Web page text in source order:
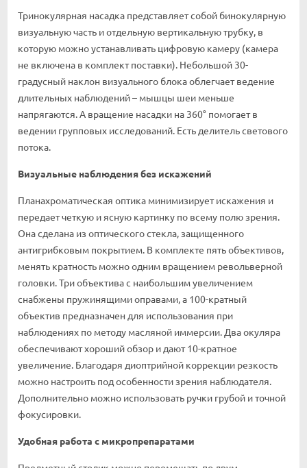
Тринокулярная насадка представляет собой бинокулярную
визуальную часть и отдельную вертикальную трубку, в
которую можно устанавливать цифровую камеру (камера
не включена в комплект поставки). Небольшой 30-
градусный наклон визуального блока облегчает ведение
длительных наблюдений – мышцы шеи меньше
напрягаются. А вращение насадки на 360° помогает в
ведении групповых исследований. Есть делитель светового
потока.
Визуальные наблюдения без искажений
Планахроматическая оптика минимизирует искажения и
передает четкую и ясную картинку по всему полю зрения.
Она сделана из оптического стекла, защищенного
антигрибковым покрытием. В комплекте пять объективов,
менять кратность можно одним вращением револьверной
головки. Три объектива с наибольшим увеличением
снабжены пружинящими оправами, а 100-кратный
объектив предназначен для использования при
наблюдениях по методу масляной иммерсии. Два окуляра
обеспечивают хороший обзор и дают 10-кратное
увеличение. Благодаря диоптрийной коррекции резкость
можно настроить под особенности зрения наблюдателя.
Дополнительно можно использовать ручки грубой и точной
фокусировки.
Удобная работа с микропрепаратами